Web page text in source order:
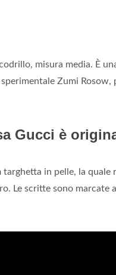
misura media. È
Zumi
Gucci è
targhetta in pelle, la quale
Le scritte sono marcate